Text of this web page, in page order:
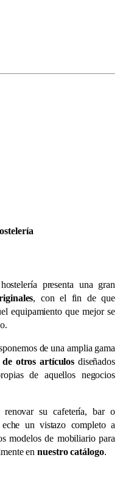
presenta una gran
, con el fin de que
equipamiento que mejor se
de una amplia gama
de otros artículos diseñados
de aquellos negocios
su cafetería, bar o
un vistazo completo a
modelos de mobiliario para
en nuestro catálogo.